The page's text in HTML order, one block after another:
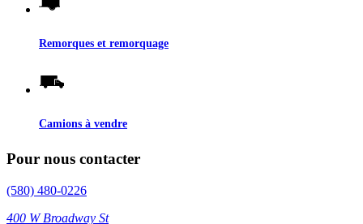
Remorques et remorquage
Camions à vendre
Pour nous contacter
(580) 480-0226
400 W Broadway St